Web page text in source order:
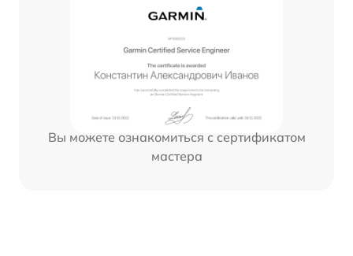
Вы можете ознакомиться с сертификатом
мастера